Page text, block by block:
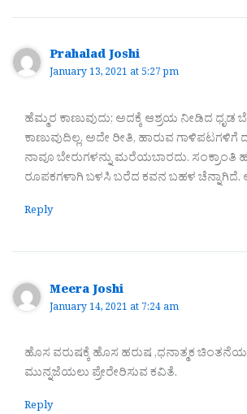
Prahalad Joshi
January 13, 2021 at 5:27 pm
ಹೆಮ್ಮರ ಕಾಣುವುದು; ಅದಕ್ಕೆ ಆಶ್ರಯ ನೀಡಿದ ಧೃಡ
ಕಾಣುವುದಿಲ್ಲ. ಅದೇ ರೀತಿ, ಹಾರುವ ಗಾಳಿಪಟಗಳಿಗೆ
ನಾವೂ ಬೇರುಗಳನ್ನು ಮರೆಯಬಾರದು. ಸಂಕ್ರಾಂತಿ
ರೂಪಕಗಳಾಗಿ ಬಳಸಿ ಬರೆದ ಕವನ ಬಹಳ
Reply
Meera Joshi
January 14, 2021 at 7:24 am
ಹೊಸ ವರುಷಕ್ಕೆ ಹೊಸ ಹರುಷ ,ಧನಾತ್ಮಕ
ಮುನ್ನಜೆಯಲು ಪ್ರೇರೇರಿಸುವ ಕವಿತೆ.
Reply